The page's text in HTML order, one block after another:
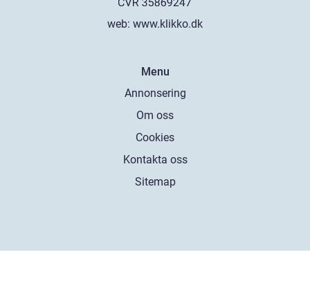
web: www.klikko.dk
Menu
Annonsering
Om oss
Cookies
Kontakta oss
Sitemap